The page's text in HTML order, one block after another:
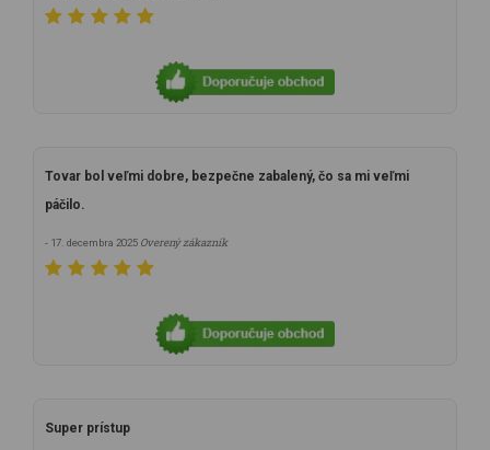
Tovar bol veľmi dobre, bezpečne zabalený, čo sa mi veľmi
páčilo.
- 17. decembra 2025 Overený zákazník
Super prístup